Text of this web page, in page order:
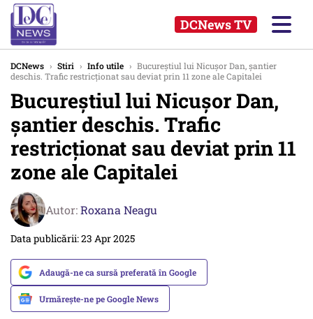
DCNews TV
DCNews › Stiri › Info utile › Bucureștiul lui Nicușor Dan, șantier
deschis. Trafic restricționat sau deviat prin 11 zone ale Capitalei
Bucureștiul lui Nicușor Dan,
șantier deschis. Trafic
restricționat sau deviat prin 11
zone ale Capitalei
Autor:Roxana Neagu
Data publicării: 23 Apr 2025
Adaugă-ne ca sursă preferată în Google
Urmărește-ne pe Google News